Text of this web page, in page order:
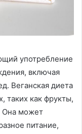
употребление
включая
Веганская диета
таких как фрукты,
Она может
питание,